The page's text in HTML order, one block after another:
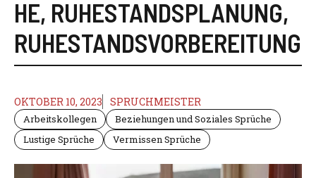
HE, RUHESTANDSPLANUNG,
RUHESTANDSVORBEREITUNG
OKTOBER 10, 2023 SPRUCHMEISTER
Arbeitskollegen
Beziehungen und Soziales Sprüche
Lustige Sprüche
Vermissen Sprüche